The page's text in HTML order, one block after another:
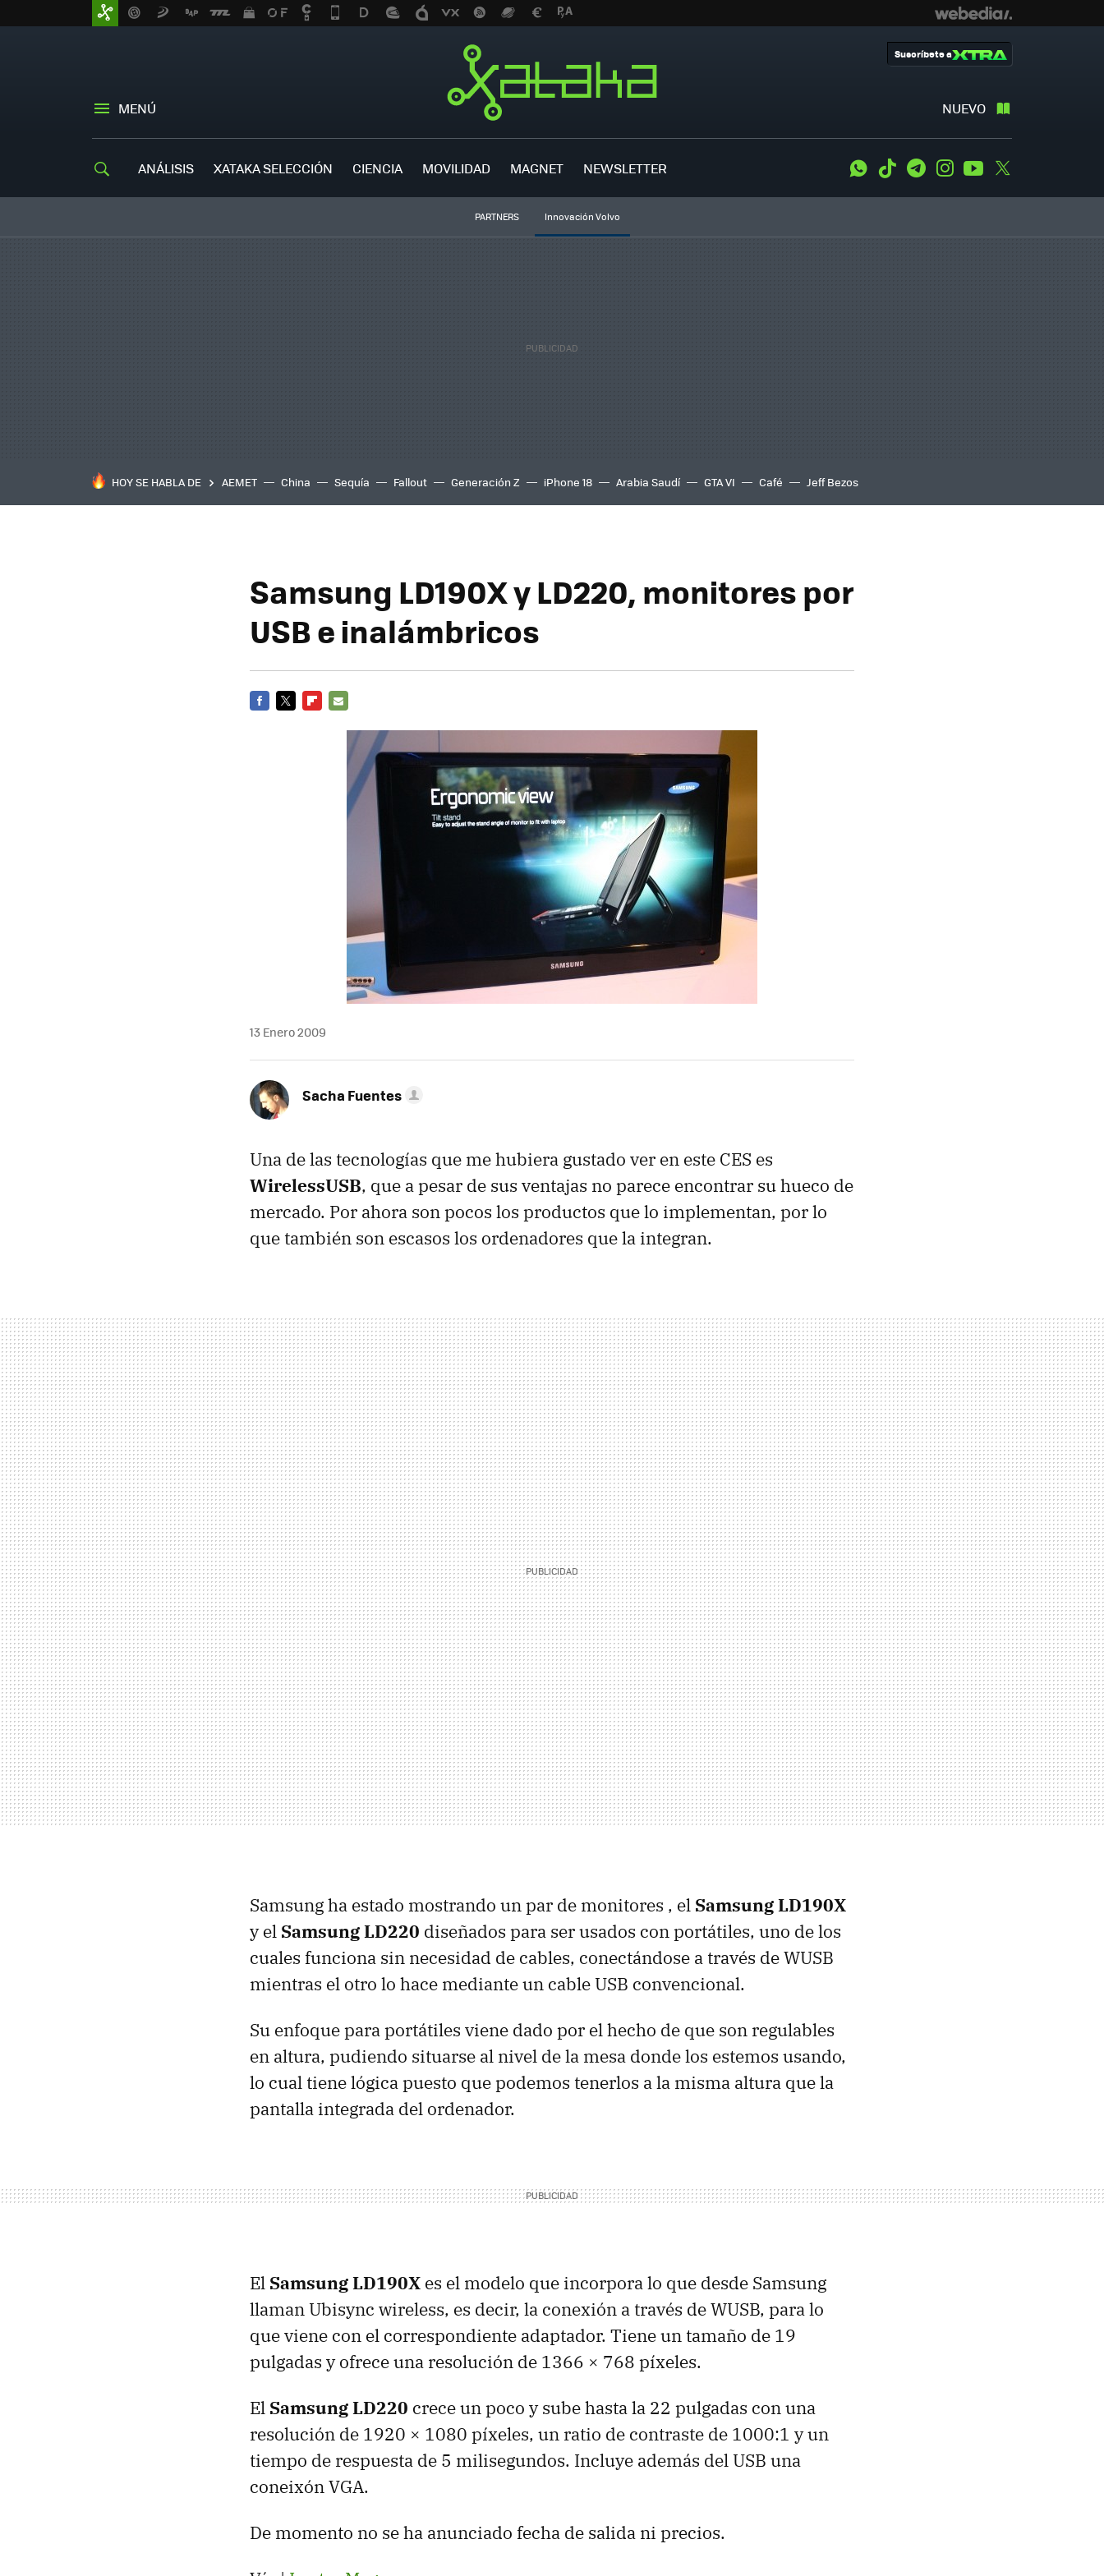
MENÚ NUEVO
Suscríbete a
ANÁLISIS XATAKA SELECCIÓN CIENCIA MOVILIDAD MAGNET NEWSLETTER WhatsApp
Tiktok TelegramInstagramYoutube
PARTNERS Innovación Volvo
HOY SE HABLA DE AEMET China Sequía Fallout Generación Z iPhone 18 Arabia Saudí GTA VI Café Jeff Bezos
Samsung LD190X y LD220, monitores por
USB e inalámbricos
13 Enero 2009
Sacha Fuentes
Una de las tecnologías que me hubiera gustado ver en este CES es
WirelessUSB, que a pesar de sus ventajas no parece encontrar su hueco de
mercado. Por ahora son pocos los productos que lo implementan, por lo
que también son escasos los ordenadores que la integran.
Samsung ha estado mostrando un par de monitores , el Samsung LD190X
y el Samsung LD220 diseñados para ser usados con portátiles, uno de los
cuales funciona sin necesidad de cables, conectándose a través deWUSB
mientras el otro lo hace mediante un cable USB convencional.
Su enfoque para portátiles viene dado por el hecho de que son regulables
en altura, pudiendo situarse al nivel de la mesa donde los estemos usando,
lo cual tiene lógica puesto que podemos tenerlos a la misma altura que la
pantalla integrada del ordenador.
El Samsung LD190X es el modelo que incorpora lo que desde Samsung
llaman Ubisync wireless, es decir, la conexión a través deWUSB, para lo
que viene con el correspondiente adaptador. Tiene un tamaño de 19
pulgadas y ofrece una resolución de 1366 × 768 píxeles.
El Samsung LD220 crece un poco y sube hasta la 22 pulgadas con una
resolución de 1920 × 1080 píxeles, un ratio de contraste de 1000:1 y un
tiempo de respuesta de 5 milisegundos. Incluye además del USB una
coneixónVGA.
De momento no se ha anunciado fecha de salida ni precios.